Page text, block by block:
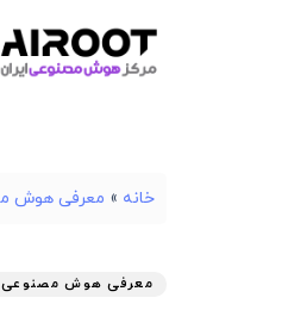
خانه » معرفی هوش
معرفی هوش مصنوعی